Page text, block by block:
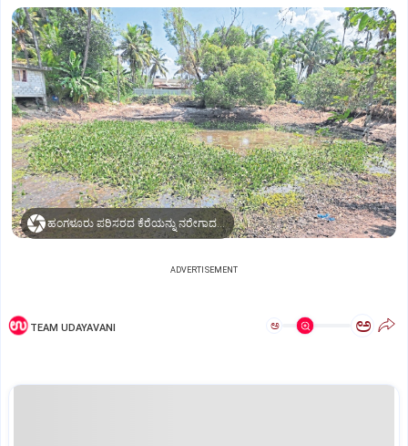
ಹಂಗಳೂರು ಪರಿಸರದ ಕೆರೆಯನ್ನು ನರೇಗಾದಡಿ ಹೂಳೆತ್ತಲಾಗುತ್ತಿದೆ.
ADVERTISEMENT
TEAM UDAYAVANI ಅ ಅ